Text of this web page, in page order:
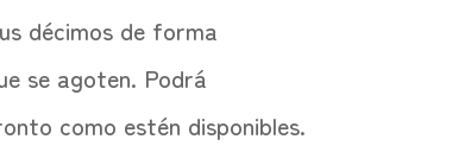
décimos de forma
se agoten. Podrá
como estén disponibles.